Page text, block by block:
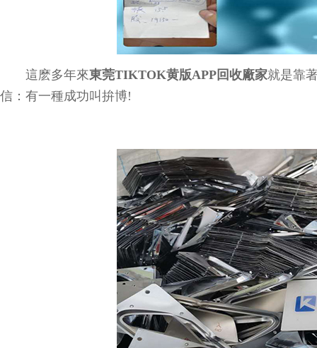
這麽多年來東莞TIKTOK黄版APP回收廠家就是靠
信：有一種成功叫拚博!